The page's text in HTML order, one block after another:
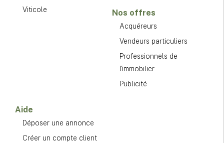
Viticole
Nos offres
Acquéreurs
Vendeurs particuliers
Professionnels de
l'immobilier
Publicité
Aide
Déposer une annonce
Créer un compte client